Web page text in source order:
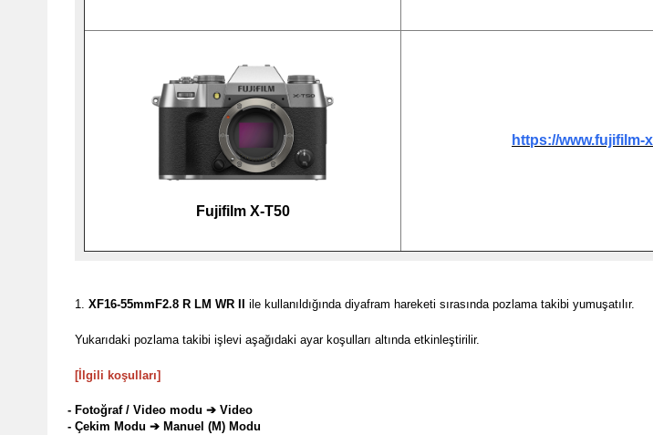
Fujifilm X-T50
https://www.fujifilm-
1. XF16-55mmF2.8 R LM WR II ile kullanıldığında diyafram hareketi sırasında pozlama takibi yumuşatılır.
Yukarıdaki pozlama takibi işlevi aşağıdaki ayar koşulları altında etkinleştirilir.
[İlgili koşulları]
Fotoğraf / Video modu ➔ Video
Çekim Modu ➔ Manuel (M) Modu